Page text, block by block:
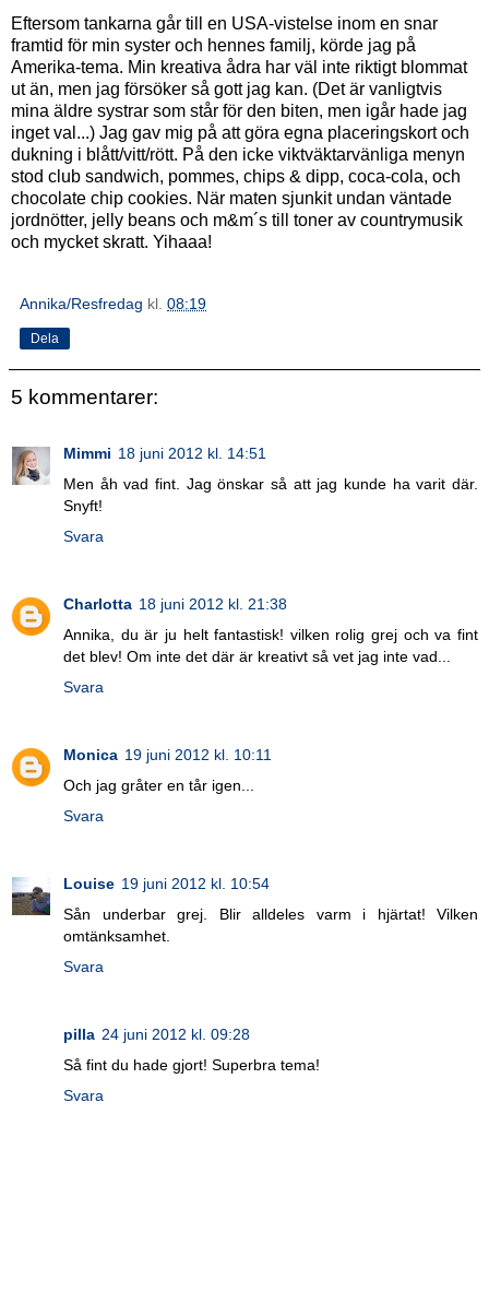
Eftersom tankarna går till en USA-vistelse inom en snar
framtid för min syster och hennes familj, körde jag på
Amerika-tema. Min kreativa ådra har väl inte riktigt blommat
ut än, men jag försöker så gott jag kan. (Det är vanligtvis
mina äldre systrar som står för den biten, men igår hade jag
inget val...) Jag gav mig på att göra egna placeringskort och
dukning i blått/vitt/rött. På den icke viktväktarvänliga menyn
stod club sandwich, pommes, chips & dipp, coca-cola, och
chocolate chip cookies. När maten sjunkit undan väntade
jordnötter, jelly beans och m&m´s till toner av countrymusik
och mycket skratt. Yihaaa!
Annika/Resfredag kl. 08:19
Dela
5 kommentarer:
Mimmi 18 juni 2012 kl. 14:51
Men åh vad fint. Jag önskar så att jag kunde ha varit där.
Snyft!
Svara
Charlotta 18 juni 2012 kl. 21:38
Annika, du är ju helt fantastisk! vilken rolig grej och va fint
det blev! Om inte det där är kreativt så vet jag inte vad...
Svara
Monica 19 juni 2012 kl. 10:11
Och jag gråter en tår igen...
Svara
Louise 19 juni 2012 kl. 10:54
Sån underbar grej. Blir alldeles varm i hjärtat! Vilken
omtänksamhet.
Svara
pilla 24 juni 2012 kl. 09:28
Så fint du hade gjort! Superbra tema!
Svara